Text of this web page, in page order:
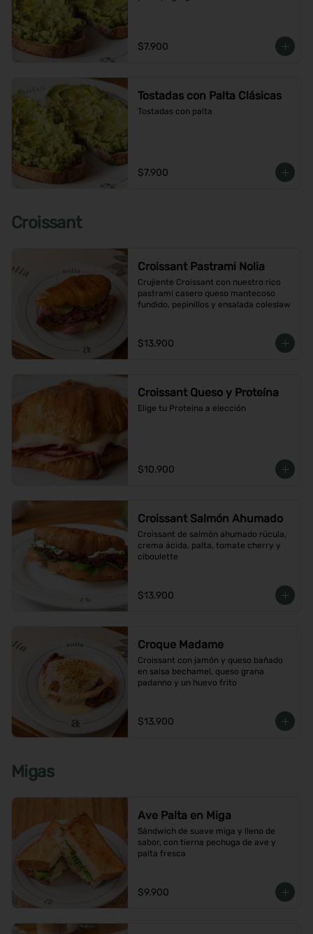
$7.900
Tostadas con Palta Clásicas
Tostadas con palta
$7.900
Croissant
Croissant Pastrami Nolia
Crujiente Croissant con nuestro rico
pastrami casero queso mantecoso
fundido, pepinillos y ensalada coleslaw
$13.900
Croissant Queso y Proteína
Elige tu Proteina a elección
$10.900
Croissant Salmón Ahumado
Croissant de salmón ahumado rúcula,
crema ácida, palta, tomate cherry y
ciboulette
$13.900
Croque Madame
Croissant con jamón y queso bañado
en salsa bechamel, queso grana
padanno y un huevo frito
$13.900
Migas
Ave Palta en Miga
Sándwich de suave miga y lleno de
sabor, con tierna pechuga de ave y
palta fresca
$9.900